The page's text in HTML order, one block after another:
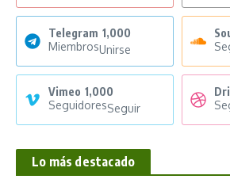
Telegram 1,000
MiembrosUnirse
Vimeo 1,000
SeguidoresSeguir
Lo más destacado